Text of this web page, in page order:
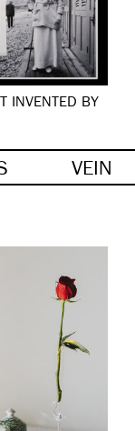
INVENTED BY
VEIN